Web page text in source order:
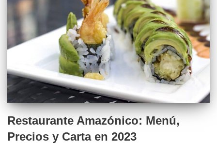
Restaurante Amazónico: Menú,
Precios y Carta en 2023